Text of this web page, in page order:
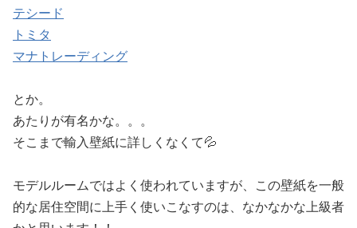
テシード
トミタ
マナトレーディング
とか。
あたりが有名かな。。。
そこまで輸入壁紙に詳しくなくて💦
モデルルームではよく使われていますが、この壁紙を一般
的な居住空間に上手く使いこなすのは、なかなかな上級者